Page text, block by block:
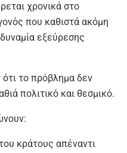
χρονικά στο
που καθιστά ακόμη
εξεύρεσης
το πρόβλημα δεν
πολιτικό και θεσμικό.
κράτους απέναντι